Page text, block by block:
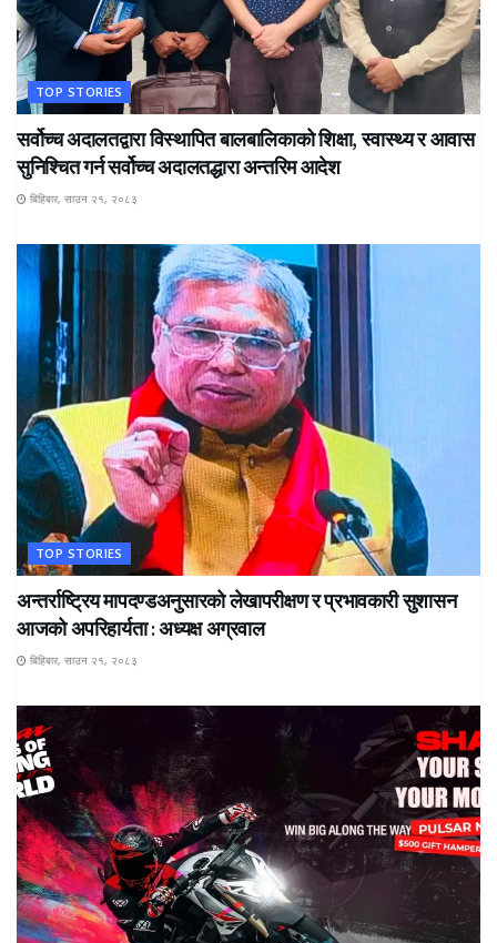
TOP STORIES
सर्वोच्च अदालतद्वारा विस्थापित बालबालिकाको शिक्षा, स्वास्थ्य र आवास
सुनिश्चित गर्न सर्वोच्च अदालतद्धारा अन्तरिम आदेश
बिहिबार, साउन २१, २०८३
TOP STORIES
अन्तर्राष्ट्रिय मापदण्डअनुसारको लेखापरीक्षण र प्रभावकारी सुशासन
आजको अपरिहार्यता : अध्यक्ष अग्रवाल
बिहिबार, साउन २१, २०८३